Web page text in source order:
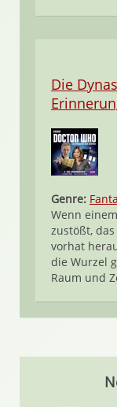
Die
Genre:
Wenn
zustößt,
vorhat
die Wurzel
Raum und